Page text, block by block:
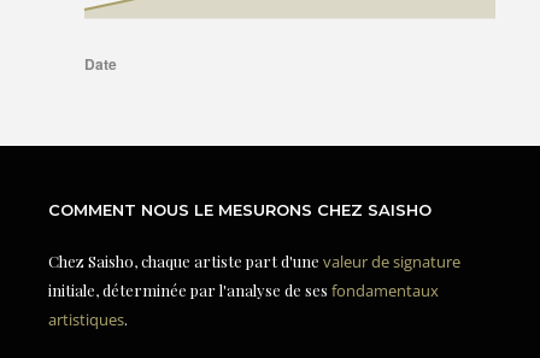
COMMENT NOUS LE MESURONS CHEZ SAISHO
Chez Saisho, chaque artiste part d'une valeur de signature
initiale, déterminée par l'analyse de ses fondamentaux
artistiques.